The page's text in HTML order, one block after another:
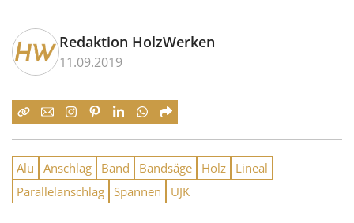
Redaktion HolzWerken
11.09.2019
Alu Anschlag Band Bandsäge Holz
Lineal
Parallelanschlag Spannen UJK